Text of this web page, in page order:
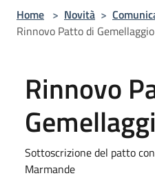
Home > Novità >
Rinnovo Patto di Gemellaggio
Rinnovo
Sottoscrizione del patto
Marmande